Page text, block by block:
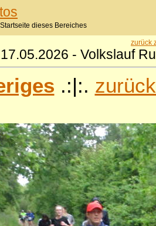
dieses Bereiches
zurück
17.05.2026 - Volkslauf
.:|:.